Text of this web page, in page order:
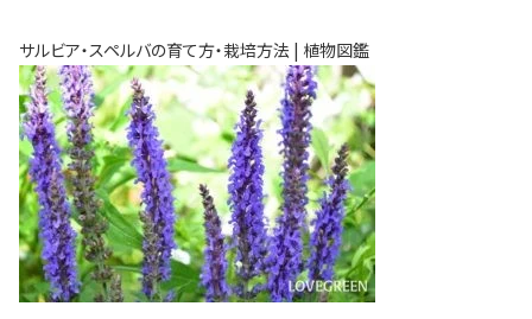
サルビア・スペルバの育て方・栽培方法 | 植物図鑑